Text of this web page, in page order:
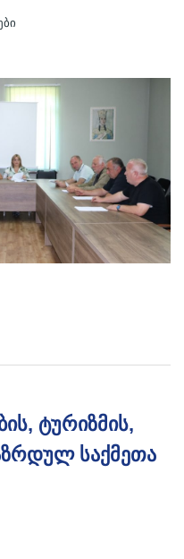
ტურიზმის,
საქმეთა